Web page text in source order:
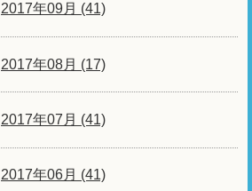
2017年09月 (41)
2017年08月 (17)
2017年07月 (41)
2017年06月 (41)